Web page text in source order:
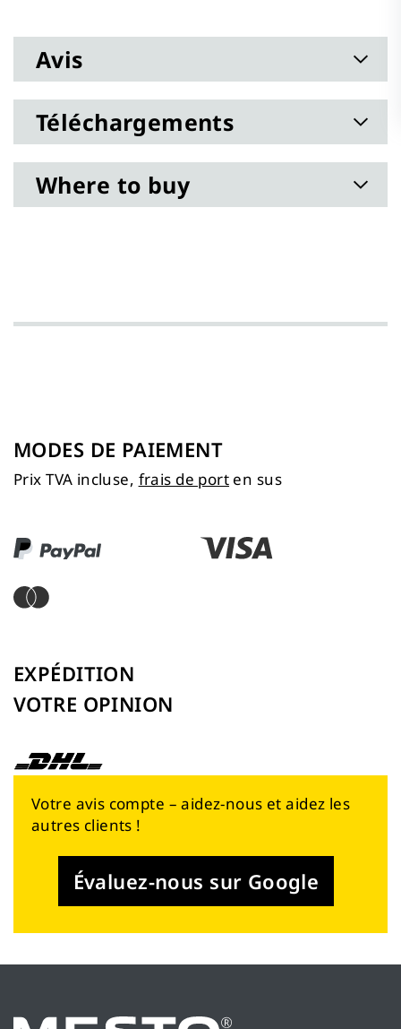
Avis
Téléchargements
Where to buy
MODES DE PAIEMENT
Prix TVA incluse, frais de port en sus
EXPÉDITION
VOTRE OPINION
Votre avis compte – aidez-nous et aidez les
autres clients !
Évaluez-nous sur Google